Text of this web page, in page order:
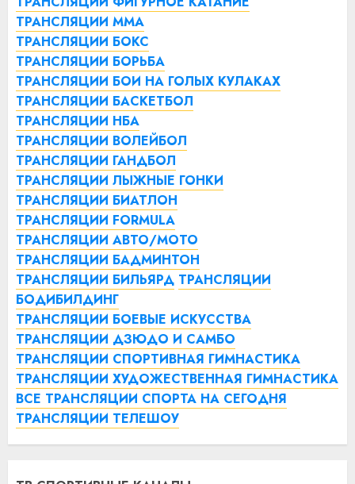
ТРАНСЛЯЦИИ ММА
ТРАНСЛЯЦИИ БОКС
ТРАНСЛЯЦИИ БОРЬБА
ТРАНСЛЯЦИИ БОИ НА ГОЛЫХ КУЛАКАХ
ТРАНСЛЯЦИИ БАСКЕТБОЛ
ТРАНСЛЯЦИИ НБА
ТРАНСЛЯЦИИ ВОЛЕЙБОЛ
ТРАНСЛЯЦИИ ГАНДБОЛ
ТРАНСЛЯЦИИ ЛЫЖНЫЕ ГОНКИ
ТРАНСЛЯЦИИ БИАТЛОН
ТРАНСЛЯЦИИ FORMULA
ТРАНСЛЯЦИИ АВТО/МОТО
ТРАНСЛЯЦИИ БАДМИНТОН
ТРАНСЛЯЦИИ БИЛЬЯРД ТРАНСЛЯЦИИ
БОДИБИЛДИНГ
ТРАНСЛЯЦИИ БОЕВЫЕ ИСКУССТВА
ТРАНСЛЯЦИИ ДЗЮДО И САМБО
ТРАНСЛЯЦИИ СПОРТИВНАЯ ГИМНАСТИКА
ТРАНСЛЯЦИИ ХУДОЖЕСТВЕННАЯ ГИМНАСТИКА
ВСЕ ТРАНСЛЯЦИИ СПОРТА НА СЕГОДНЯ
ТРАНСЛЯЦИИ ТЕЛЕШОУ